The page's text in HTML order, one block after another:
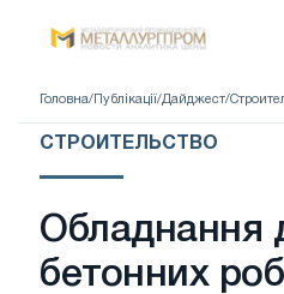
Головна/ Публікації/Дайджест/
СТРОИТЕЛЬСТВО
Обладнання
бетонних